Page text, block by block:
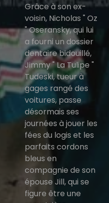
Grâce à son ex-
voisin, Nicholas " Oz
" Oseransky, qui lui
a fourni un dossier
dentaire bidouillé,
Jimmy " La Tulipe "
Tudeski, tueur à
gages rangé des
voitures, passe
désormais ses
journées à jouer les
fées du logis et les
parfaits cordons
bleus en
compagnie de son
épouse Jill, qui se
figure être une